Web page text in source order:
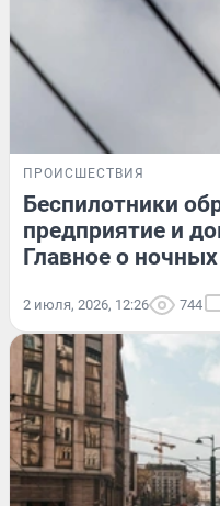
ПРОИСШЕСТВИЯ
Беспилотники
предприятие и
Главное о
2 июля, 2026, 12:26 744